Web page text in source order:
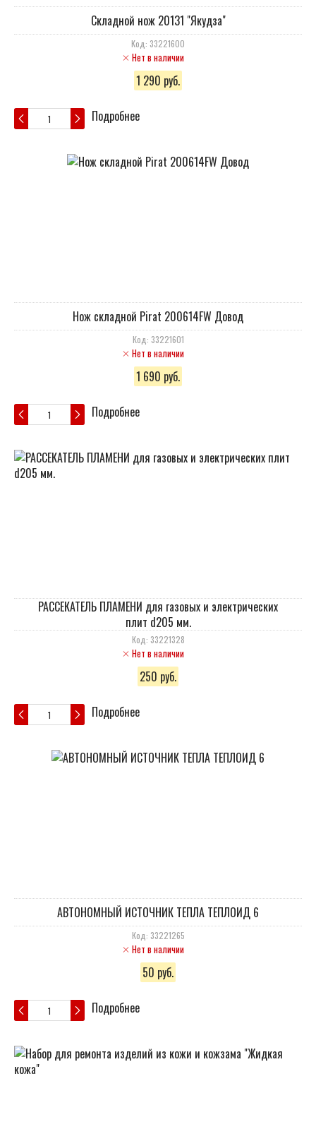
Складной нож 20131 "Якудза"
Код: 33221600
Нет в наличии
1 290 руб.
Подробнее
Нож складной Pirat 200614FW Довод
Код: 33221601
Нет в наличии
1 690 руб.
Подробнее
РАССЕКАТЕЛЬ ПЛАМЕНИ для газовых и электрических
плит d205 мм.
Код: 33221328
Нет в наличии
250 руб.
Подробнее
АВТОНОМНЫЙ ИСТОЧНИК ТЕПЛА ТЕПЛОИД 6
Код: 33221265
Нет в наличии
50 руб.
Подробнее